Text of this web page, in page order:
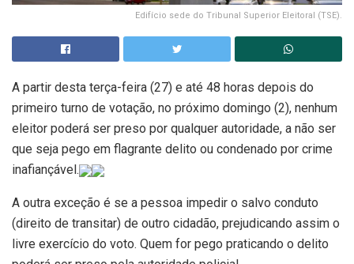
Edifício sede do Tribunal Superior Eleitoral (TSE).
A partir desta terça-feira (27) e até 48 horas depois do
primeiro turno de votação, no próximo domingo (2), nenhum
eleitor poderá ser preso por qualquer autoridade, a não ser
que seja pego em flagrante delito ou condenado por crime
inafiançável.
A outra exceção é se a pessoa impedir o salvo conduto
(direito de transitar) de outro cidadão, prejudicando assim o
livre exercício do voto. Quem for pego praticando o delito